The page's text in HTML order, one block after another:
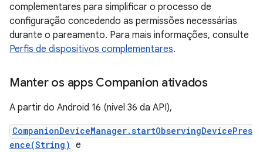
complementares para simplificar o processo de
configuração concedendo as permissões necessárias
durante o pareamento. Para mais informações, consulte
Perfis de dispositivos complementares.
Manter os apps Companion ativados
A partir do Android 16 (nível 36 da API),
CompanionDeviceManager.startObservingDevicePres
ence(String) e